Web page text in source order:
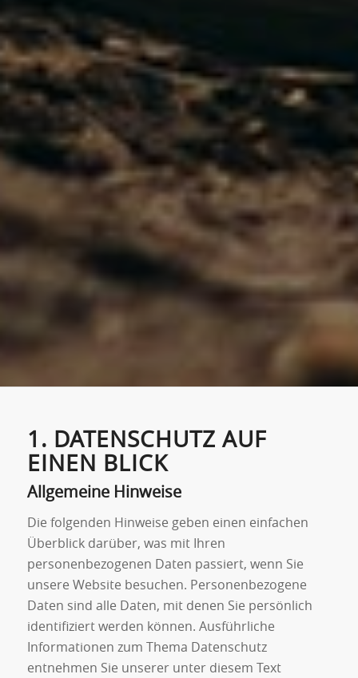
1. DATENSCHUTZ AUF
EINEN BLICK
Allgemeine Hinweise
Die folgenden Hinweise geben einen einfachen
Überblick darüber, was mit Ihren
personenbezogenen Daten passiert, wenn Sie
unsere Website besuchen. Personenbezogene
Daten sind alle Daten, mit denen Sie persönlich
identifiziert werden können. Ausführliche
Informationen zum Thema Datenschutz
entnehmen Sie unserer unter diesem Text